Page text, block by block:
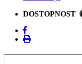
DOSTOPNOST